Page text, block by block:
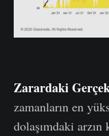
Zarardaki
zamanların en
dolaşımdaki